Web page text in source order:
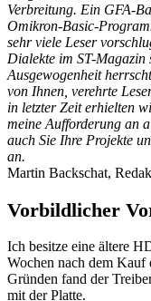
Verbreitung. Ein GFA-
Omikron-Basic-
sehr viele Leser
Dialekte im ST-Magazin
Ausgewogenheit
von Ihnen, verehrte
in letzter Zeit erhielten
meine Aufforderung an
auch Sie Ihre Projekte
an.
Martin Backschat,
Vorbildlicher
Ich besitze eine ältere
Wochen nach dem Kauf
Gründen fand der
mit der Platte.